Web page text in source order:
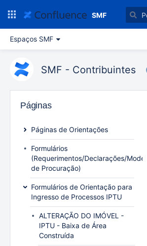
para
principal
assistive.skiplink.to.header.menu
assistive.skiplink.to.action.menu
SMF
Espaços SMF
SMF - Contribuintes
Páginas
Páginas de Orientações
Formulários
(Requerimentos/Declarações/Modelo
de Procuração)
Formulários de Orientação para
Ingresso de Processos IPTU
ALTERAÇÃO DO IMÓVEL -
IPTU - Baixa de Área
Construída